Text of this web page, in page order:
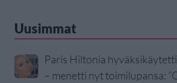
Uusimmat
Paris Hiltonia
– menetti nyt toimilupansa: